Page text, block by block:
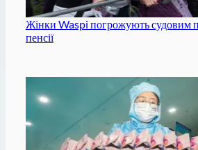
Жінки Waspi погрожують судовим
пенсії